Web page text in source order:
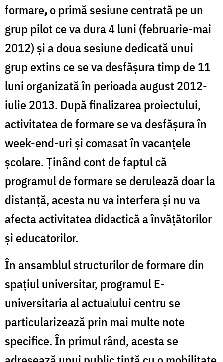
formare,o primă sesiune centrată pe un
grup pilot ce va dura 4 luni (februarie-mai
2012) şi a doua sesiune dedicată unui
grup extins ce se va desfăşura timp de 11
luni organizată în perioada august 2012-
iulie 2013. După finalizarea proiectului,
activitatea de formare se va desfăşura în
week-end-uri şi comasat în vacanţele
şcolare. Ţinând cont de faptul că
programul de formare se derulează doar la
distanţă, acesta nu va interfera și nu va
afecta activitatea didactică a învăţătorilor
şi educatorilor.
În ansamblul structurilor de formare din
spațiul universitar, programul E-
universitaria al actualului centru se
particularizează prin mai multe note
specifice. În primul rând, acesta se